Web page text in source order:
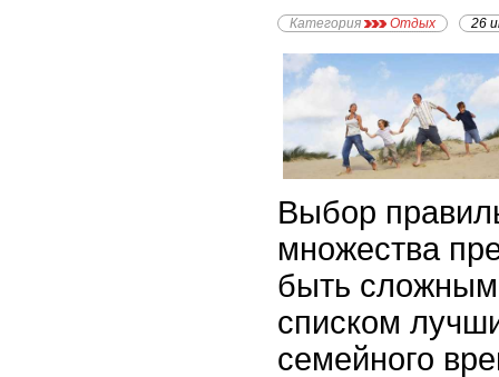
Категория Отдых 26
Выбор
множества
быть
списком
семейного